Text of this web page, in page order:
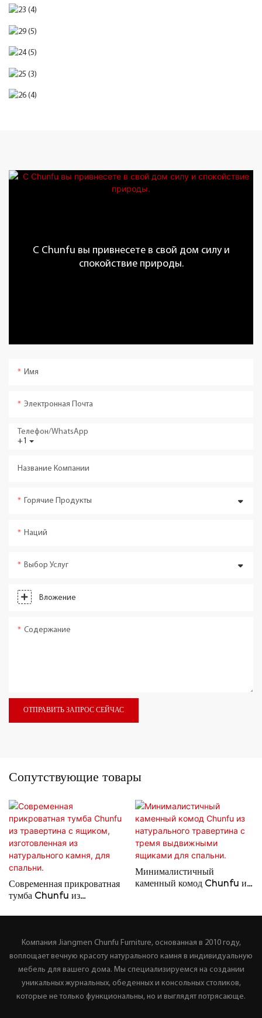
С Chunfu вы привнесете в свой дом силу и
спокойствие природы.
Имя
Электронная Почта
+1
Телефон/WhatsApp
Название Компании
Горячие Продукты
Наций
Выбор Услуг
Вложение
Содержание
ОТПРАВИТЬ ЗАПРОС СЕЙЧАС
Сопутствующие товары
Современная прикроватная
тумба Chunfu из
спальни.
Минималистичный
каменный комод Chunfu из
Компания Jiangmen Chunfu Furniture, основанная в 2010 году,
воплощает вечную красоту натурального камня в индивидуальную
мебель для вашего дома. Мы специализируемся на создании
уникальных журнальных, обеденных и консольных столиков,
которые не только функциональны, но и выглядят потрясающе.